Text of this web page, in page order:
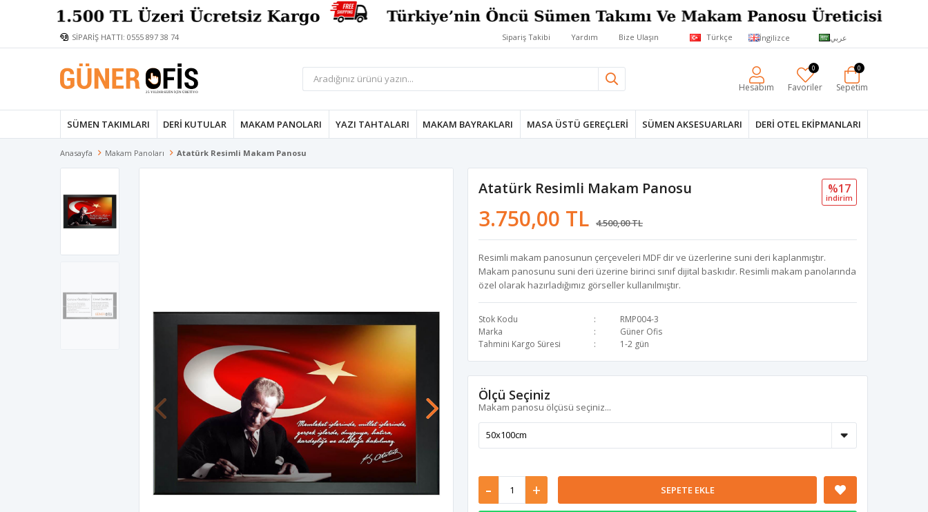
SİPARİŞ HATTI: 0555 897 38 74 Sipariş Takibi Yardım Bize Ulaşın Türkçe İngilizce عربي
Hesabım Favoriler
0
Sepetim
0
SÜMEN TAKIMLARI DERI KUTULAR MAKAM PANOLARI YAZI TAHTALARI MAKAM BAYRAKLARI MASA ÜSTÜ GEREÇLERI SÜMEN AKSESUARLARI DERI OTEL EKIPMANLARI
Anasayfa Makam Panoları Atatürk Resimli Makam Panosu
Atatürk Resimli Makam Panosu
3.750,00 TL 4.500,00 TL
%17
i̇ndi̇ri̇m
Resimli makam panosunun çerçeveleri MDF dir ve üzerlerine suni deri kaplanmıştır.
Makam panosunu suni deri üzerine birinci sınıf dijital baskıdır. Resimli makam panolarında
özel olarak hazırladığımız görseller kullanılmıştır.
Stok Kodu
RMP004-3
Marka
Güner Ofis
Tahmini Kargo Süresi
1-2 gün
Ölçü Seçiniz
Makam panosu ölçüsü seçiniz...
- + SEPETE EKLE